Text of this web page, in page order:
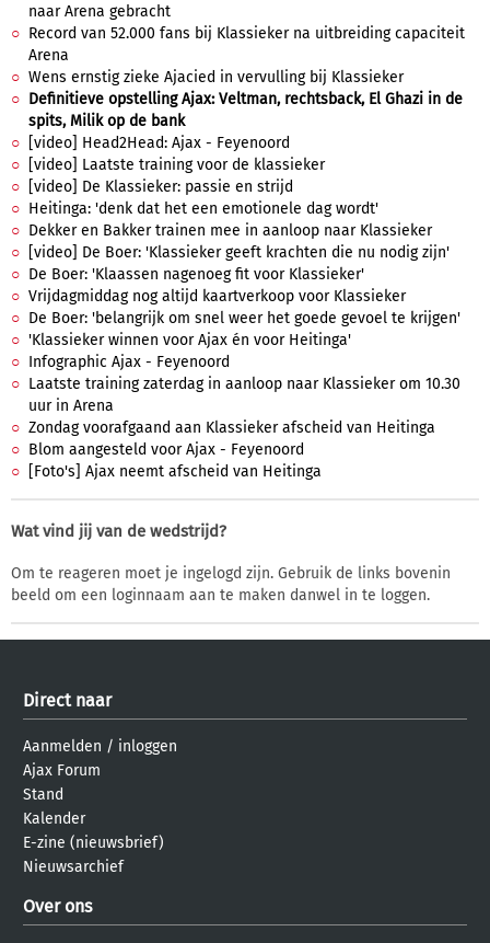
naar Arena gebracht
Record van 52.000 fans bij Klassieker na uitbreiding capaciteit
Arena
Wens ernstig zieke Ajacied in vervulling bij Klassieker
Definitieve opstelling Ajax: Veltman, rechtsback, El Ghazi in de
spits, Milik op de bank
[video] Head2Head: Ajax - Feyenoord
[video] Laatste training voor de klassieker
[video] De Klassieker: passie en strijd
Heitinga: 'denk dat het een emotionele dag wordt'
Dekker en Bakker trainen mee in aanloop naar Klassieker
[video] De Boer: 'Klassieker geeft krachten die nu nodig zijn'
De Boer: 'Klaassen nagenoeg fit voor Klassieker'
Vrijdagmiddag nog altijd kaartverkoop voor Klassieker
De Boer: 'belangrijk om snel weer het goede gevoel te krijgen'
'Klassieker winnen voor Ajax én voor Heitinga'
Infographic Ajax - Feyenoord
Laatste training zaterdag in aanloop naar Klassieker om 10.30
uur in Arena
Zondag voorafgaand aan Klassieker afscheid van Heitinga
Blom aangesteld voor Ajax - Feyenoord
[Foto's] Ajax neemt afscheid van Heitinga
Wat vind jij van de wedstrijd?
Om te reageren moet je ingelogd zijn. Gebruik de links bovenin
beeld om een loginnaam aan te maken danwel in te loggen.
Direct naar
Aanmelden / inloggen
Ajax Forum
Stand
Kalender
E-zine (nieuwsbrief)
Nieuwsarchief
Over ons